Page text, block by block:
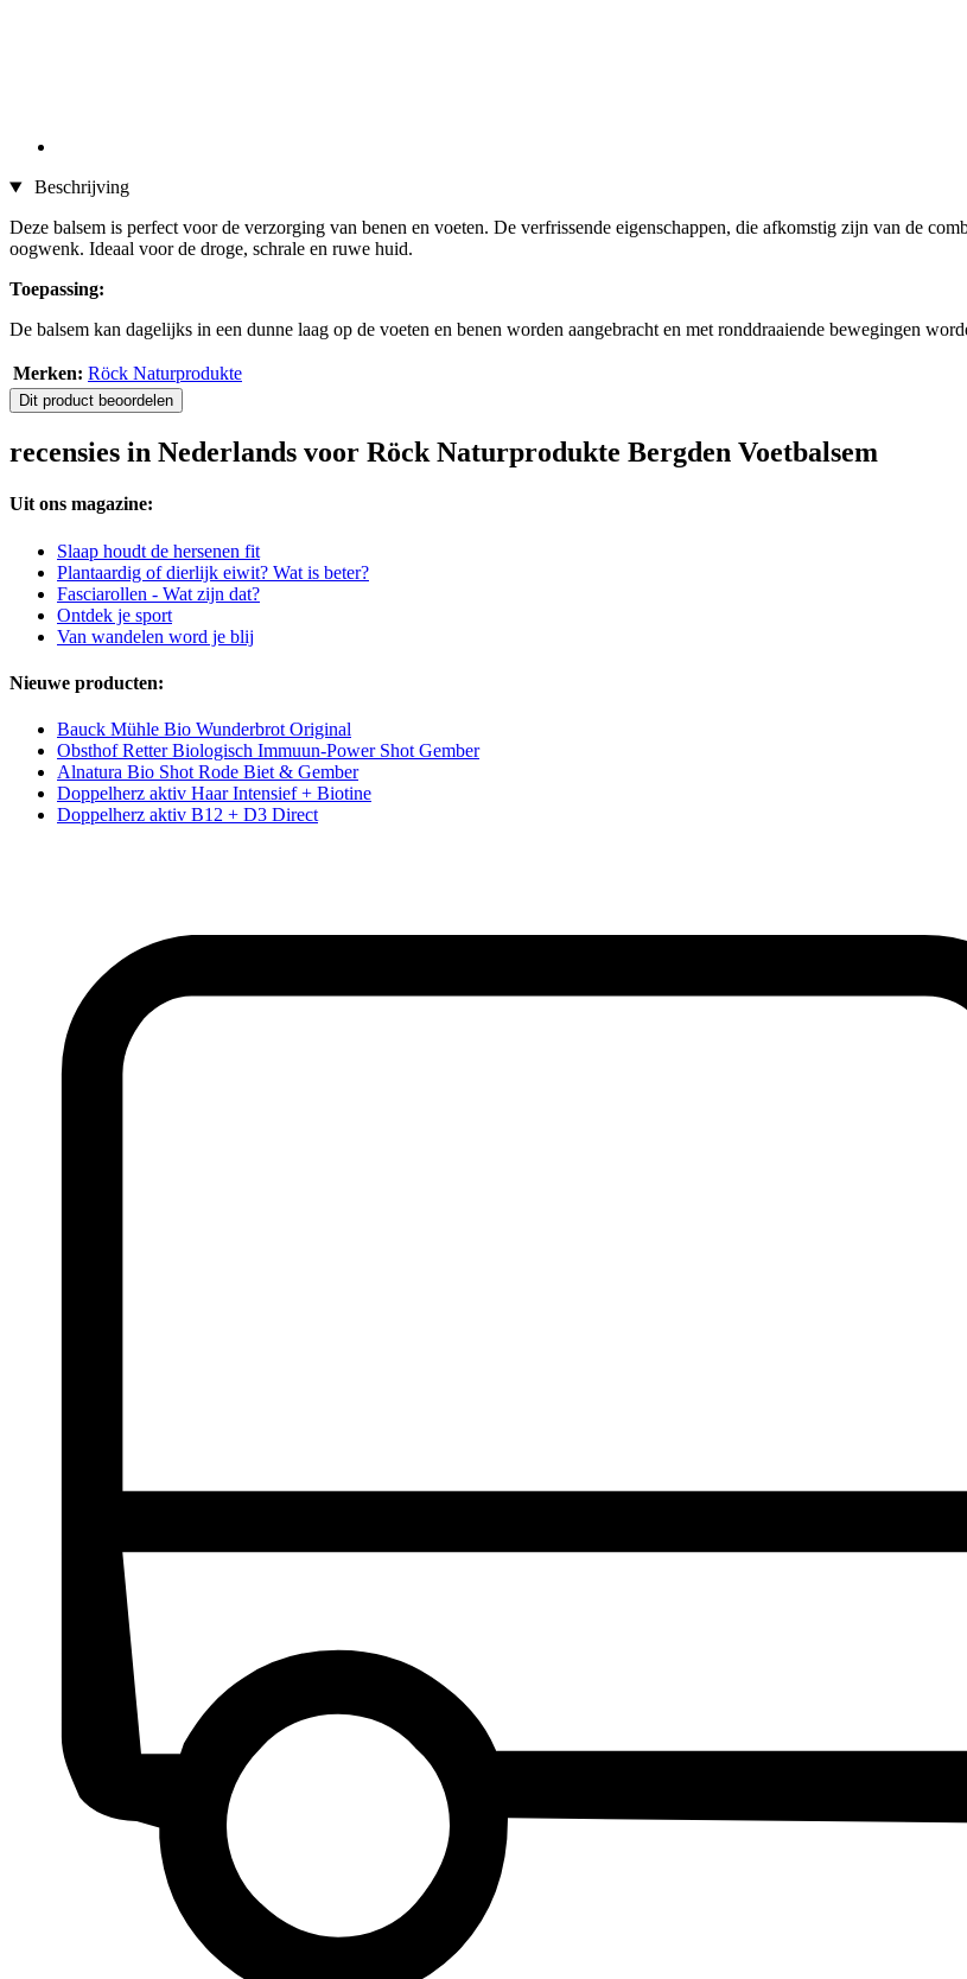
Beschrijving
Deze balsem is perfect voor de verzorging van benen en voeten. De verfrissende eigenschappen, die afkomstig zijn van de
oogwenk. Ideaal voor de droge, schrale en ruwe huid.
Toepassing:
De balsem kan dagelijks in een dunne laag op de voeten en benen worden aangebracht en met ronddraaiende bewegingen
Merken: Röck Naturprodukte
Dit product beoordelen
recensies in Nederlands voor Röck Naturprodukte Bergden Voetbalsem
Uit ons magazine:
Slaap houdt de hersenen fit
Plantaardig of dierlijk eiwit? Wat is beter?
Fasciarollen - Wat zijn dat?
Ontdek je sport
Van wandelen word je blij
Nieuwe producten:
Bauck Mühle Bio Wunderbrot Original
Obsthof Retter Biologisch Immuun-Power Shot Gember
Alnatura Bio Shot Rode Biet & Gember
Doppelherz aktiv Haar Intensief + Biotine
Doppelherz aktiv B12 + D3 Direct